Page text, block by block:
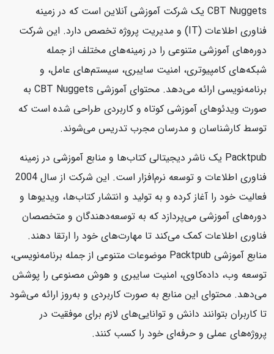
CBT Nuggets یک شرکت آموزشی آنلاین است که در زمینه
فناوری اطلاعات (IT) و مدیریت پروژه تخصص دارد. این شرکت
دوره‌های آموزشی متنوعی را در زمینه‌های مختلف از جمله
شبکه‌های کامپیوتری، امنیت سایبری، سیستم‌های عامل، و
برنامه‌نویسی ارائه می‌دهد. محتوای آموزشی CBT Nuggets به
صورت ویدئوهای آموزشی کوتاه و کاربردی طراحی شده است که
توسط کارشناسان و مدرسان مجرب تدریس می‌شوند.
Packtpub یک ناشر دیجیتالی کتاب‌ها و منابع آموزشی در زمینه
فناوری اطلاعات و توسعه نرم‌افزار است. این شرکت از سال 2004
فعالیت خود را آغاز کرده و به تولید و انتشار کتاب‌ها، ویدیوها و
دوره‌های آموزشی می‌پردازد که به توسعه‌دهندگان و متخصصان
فناوری اطلاعات کمک می‌کند تا مهارت‌های خود را ارتقا دهند.
منابع آموزشی Packtpub موضوعات متنوعی از جمله برنامه‌نویسی،
توسعه وب، داده‌کاوی، امنیت سایبری و هوش مصنوعی را پوشش
می‌دهد. محتوای این منابع به صورت کاربردی و به‌روز ارائه می‌شود
تا کاربران بتوانند دانش و توانایی‌های لازم برای موفقیت در
پروژه‌های عملی و حرفه‌ای خود را کسب کنند.